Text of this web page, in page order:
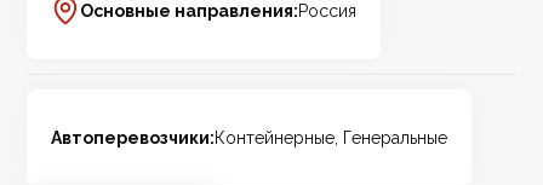
Основные направления:Россия
Автоперевозчики:Контейнерные, Генеральные